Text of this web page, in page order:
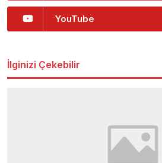
YouTube
İlginizi Çekebilir